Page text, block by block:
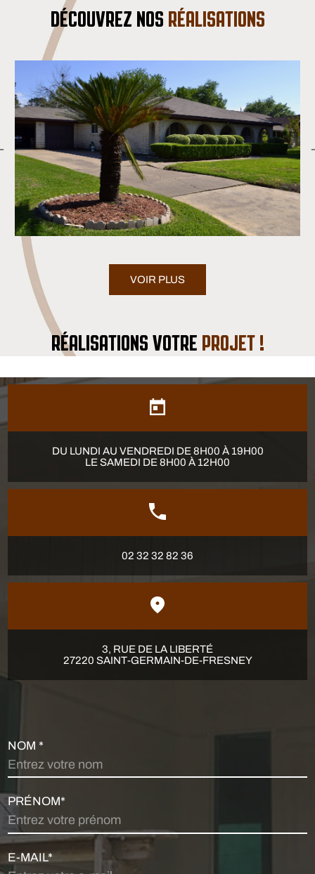
DÉCOUVREZ NOS RÉALISATIONS
VOIR PLUS
RÉALISATIONS VOTRE PROJET !
DU LUNDI AU VENDREDI DE 8H00 À 19H00
LE SAMEDI DE 8H00 À 12H00
02 32 32 82 36
3, RUE DE LA LIBERTÉ
27220 SAINT-GERMAIN-DE-FRESNEY
NOM *
PRÉNOM*
E-MAIL*